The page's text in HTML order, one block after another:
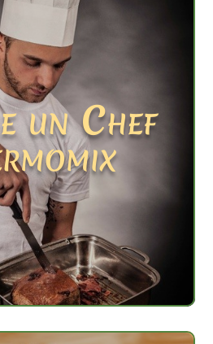
un Chef